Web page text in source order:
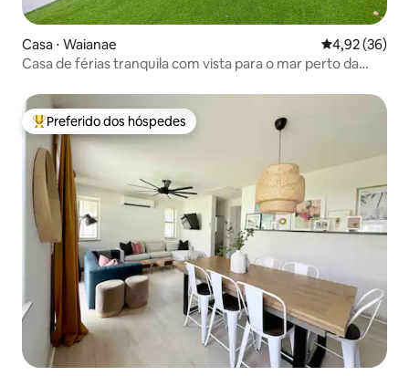
Casa ⋅ Waianae 4,92 de uma
4,92 (36)
Casa de férias tranquila com vista para o mar perto da
Entre os melhores preferidos dos hóspedes
Preferido dos hóspedes